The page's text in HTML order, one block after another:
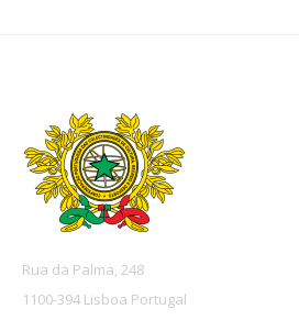
Rua da Palma, 248
1100-394 Lisboa Portugal